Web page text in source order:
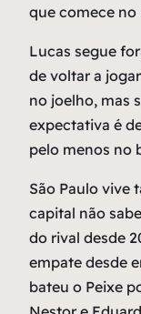
que comece no
Lucas segue
de voltar a
no joelho, mas
expectativa é
pelo menos no
São Paulo vive
capital não
do rival desde
empate desde
bateu o Peixe